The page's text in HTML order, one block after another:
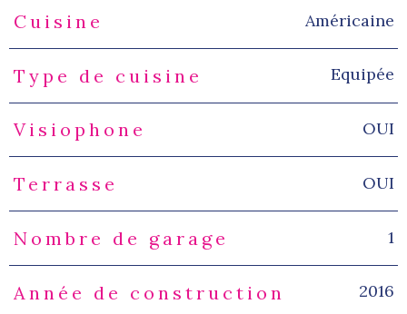
Cuisine Américaine
Type de cuisine Equipée
Visiophone OUI
Terrasse OUI
Nombre de garage 1
Année de construction 2016